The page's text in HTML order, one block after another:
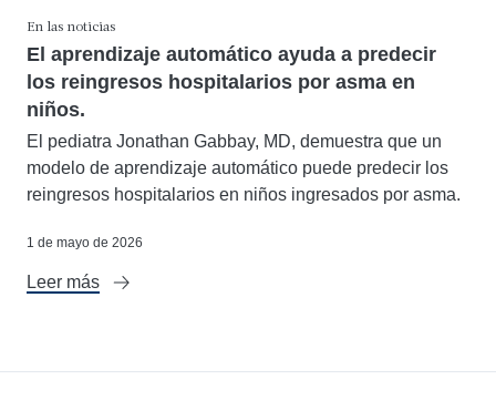
En las noticias
El aprendizaje automático ayuda a predecir
los reingresos hospitalarios por asma en
niños.
El pediatra Jonathan Gabbay, MD, demuestra que un
modelo de aprendizaje automático puede predecir los
reingresos hospitalarios en niños ingresados ​​por asma.
1 de mayo de 2026
Leer más